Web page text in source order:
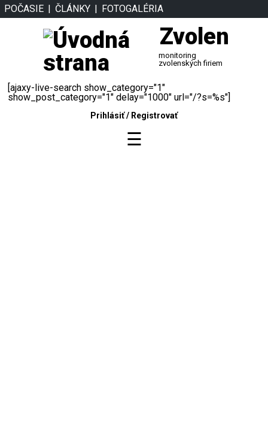
POČASIE ČLÁNKY FOTOGALÉRIA
Zvolen
monitoring
zvolenských firiem
[ajaxy-live-search show_category="1"
show_post_category="1" delay="1000" url="/?s=%s"]
Prihlásiť/ Registrovať
☰